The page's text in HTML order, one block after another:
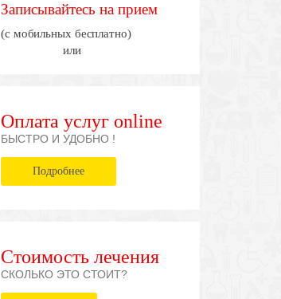
Записывайтесь на прием
(с мобильных бесплатно)
или
Оплата услуг online
БЫСТРО И УДОБНО !
Подробнее
Стоимость лечения
СКОЛЬКО ЭТО СТОИТ?